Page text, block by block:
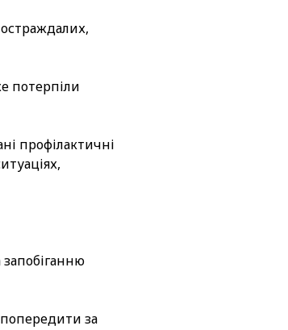
потерпіли
профілактичні
за